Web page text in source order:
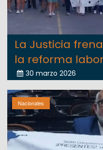
La Justicia
la reforma
30 marzo 2026
Nacionales